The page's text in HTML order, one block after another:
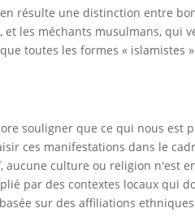
résulte une distinction entre
les méchants musulmans, qui
toutes les formes «
souligner que ce qui nous est
ces manifestations dans le
aucune culture ou religion n'est
par des contextes locaux qui
sur des affiliations